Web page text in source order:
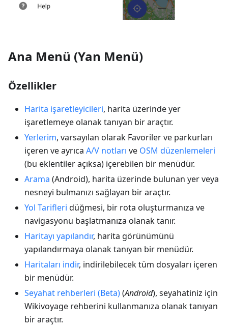
Ana Menü (Yan Menü)
Özellikler
Harita işaretleyicileri, harita üzerinde yer
işaretlemeye olanak tanıyan bir araçtır.
Yerlerim, varsayılan olarak Favoriler ve parkurları
içeren ve ayrıca A/V notları ve OSM düzenlemeleri
(bu eklentiler açıksa) içerebilen bir menüdür.
Arama (Android), harita üzerinde bulunan yer veya
nesneyi bulmanızı sağlayan bir araçtır.
Yol Tarifleri düğmesi, bir rota oluşturmanıza ve
navigasyonu başlatmanıza olanak tanır.
Haritayı yapılandır, harita görünümünü
yapılandırmaya olanak tanıyan bir menüdür.
Haritaları indir, indirilebilecek tüm dosyaları içeren
bir menüdür.
Seyahat rehberleri (Beta)(Android), seyahatiniz için
Wikivoyage rehberini kullanmanıza olanak tanıyan
bir araçtır.